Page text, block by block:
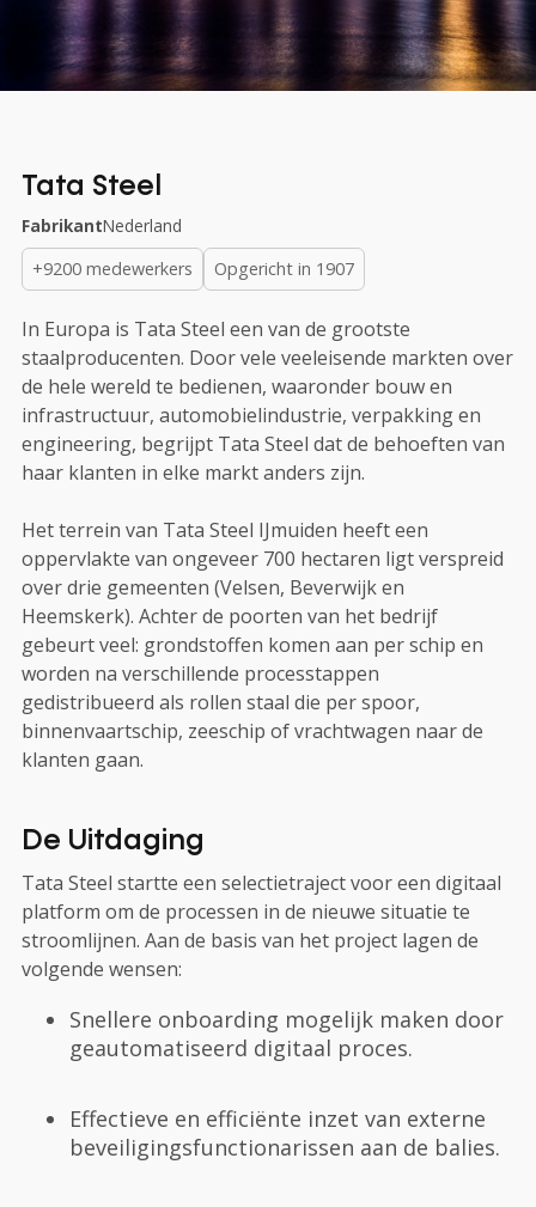
Tata Steel
FabrikantNederland
+9200 medewerkers
Opgericht in 1907
In Europa is Tata Steel een van de grootste
staalproducenten. Door vele veeleisende markten over
de hele wereld te bedienen, waaronder bouw en
infrastructuur, automobielindustrie, verpakking en
engineering, begrijpt Tata Steel dat de behoeften van
haar klanten in elke markt anders zijn.
Het terrein van Tata Steel IJmuiden heeft een
oppervlakte van ongeveer 700 hectaren ligt verspreid
over drie gemeenten (Velsen, Beverwijk en
Heemskerk). Achter de poorten van het bedrijf
gebeurt veel: grondstoffen komen aan per schip en
worden na verschillende processtappen
gedistribueerd als rollen staal die per spoor,
binnenvaartschip, zeeschip of vrachtwagen naar de
klanten gaan.
De Uitdaging
Tata Steel startte een selectietraject voor een digitaal
platform om de processen in de nieuwe situatie te
stroomlijnen. Aan de basis van het project lagen de
volgende wensen:
Snellere onboarding mogelijk maken door
geautomatiseerd digitaal proces.
Effectieve en efficiënte inzet van externe
beveiligingsfunctionarissen aan de balies.